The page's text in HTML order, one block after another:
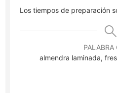
Los tiempos de preparación
PALABRA
almendra laminada,